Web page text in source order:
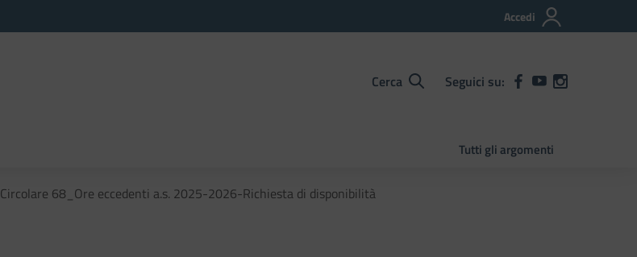
Accedi
Cerca Seguici su:
Tutti gli argomenti
Circolare 68_Ore eccedenti a.s. 2025-2026-Richiesta di disponibilità